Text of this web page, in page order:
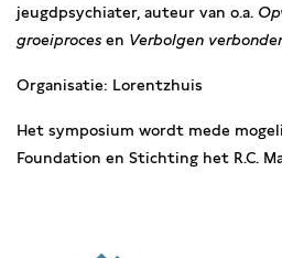
jeugdpsychiater, auteur van o.a.
groeiproces en Verbolgen
Organisatie: Lorentzhuis
Het symposium wordt mede
Foundation en Stichting het R.C.